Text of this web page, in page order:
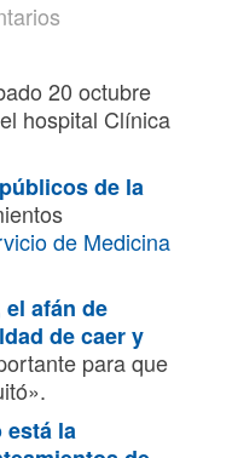
20 octubre
hospital Clínica
de la
de Medicina
afán de
de caer y
para que
está la